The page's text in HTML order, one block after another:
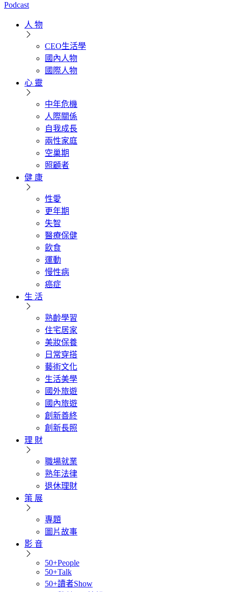
Podcast
人 物
CEO生活學
國內人物
國際人物
心 靈
中年危機
人際關係
自我成長
兩性家庭
空巢期
照顧者
健 康
性愛
更年期
失智
醫療保健
飲食
運動
慢性病
癌症
生 活
熟齡學習
住宅居家
美妝保養
日常穿搭
藝術文化
生活美學
國外旅遊
國內旅遊
創新善終
創新長照
理 財
職場就業
熟年法律
退休理財
策 展
專題
圖片故事
影 音
50+People
50+Talk
50+讀者Show